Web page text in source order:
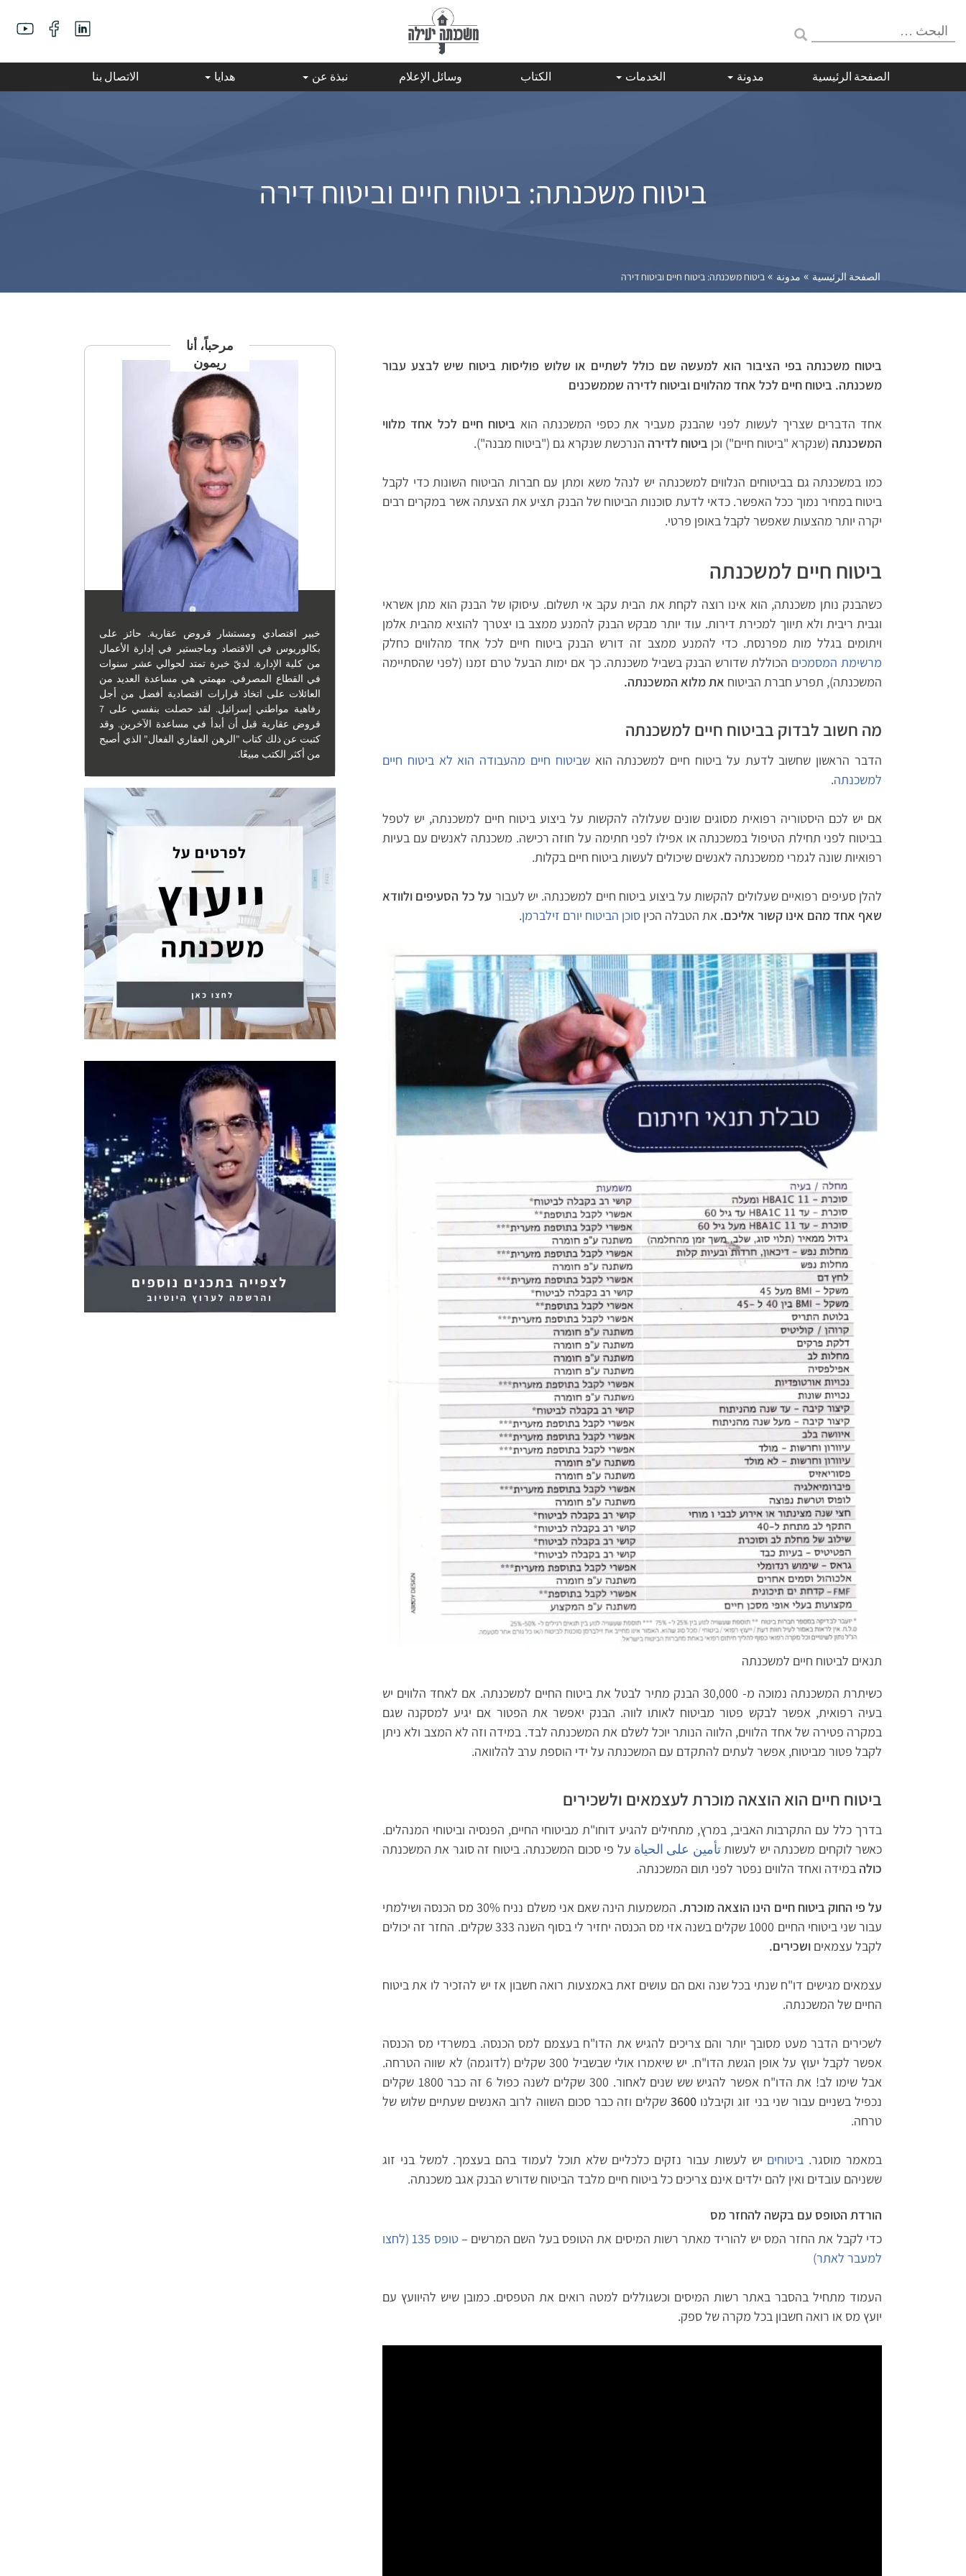
البحث:
الصفحة الرئيسية مدونة الخدمات الكتاب وسائل الإعلام نبذة عن هدايا الاتصال بنا
ביטוח משכנתה: ביטוח חיים וביטוח דירה
الصفحة الرئيسية » مدونة »ביטוח משכנתה: ביטוח חיים וביטוח דירה
ביטוח משכנתה בפי הציבור הוא למעשה שם כולל לשתיים או שלוש פוליסות ביטוח שיש לבצע עבור
משכנתה. ביטוח חיים לכל אחד מהלווים וביטוח לדירה שממשכנים
אחד הדברים שצריך לעשות לפני שהבנק מעביר את כספי המשכנתה הוא ביטוח חיים לכל אחד מלווי
המשכנתה (שנקרא "ביטוח חיים") וכן ביטוח לדירה הנרכשת שנקרא גם ("ביטוח מבנה").
כמו במשכנתה גם בביטוחים הנלווים למשכנתה יש לנהל משא ומתן עם חברות הביטוח השונות כדי לקבל
ביטוח במחיר נמוך ככל האפשר. כדאי לדעת סוכנות הביטוח של הבנק תציע את הצעתה אשר במקרים רבים
יקרה יותר מהצעות שאפשר לקבל באופן פרטי.
ביטוח חיים למשכנתה
כשהבנק נותן משכנתה, הוא אינו רוצה לקחת את הבית עקב אי תשלום. עיסוקו של הבנק הוא מתן אשראי
וגבית ריבית ולא תיווך למכירת דירות. עוד יותר מבקש הבנק להמנע ממצב בו יצטרך להוציא מהבית אלמן
ויתומים בגלל מות מפרנסת. כדי להמנע ממצב זה דורש הבנק ביטוח חיים לכל אחד מהלווים כחלק
מרשימת המסמכים הכוללת שדורש הבנק בשביל משכנתה. כך אם ימות הבעל טרם זמנו (לפני שהסתיימה
המשכנתה), תפרע חברת הביטוח את מלוא המשכנתה.
מה חשוב לבדוק בביטוח חיים למשכנתה
הדבר הראשון שחשוב לדעת על ביטוח חיים למשכנתה הואשביטוח חיים מהעבודה הוא לא ביטוח חיים
למשכנתה.
אם יש לכם היסטוריה רפואית מסוגים שונים שעלולה להקשות על ביצוע ביטוח חיים למשכנתה, יש לטפל
בביטוח לפני תחילת הטיפול במשכנתה או אפילו לפני חתימה על חוזה רכישה. משכנתה לאנשים עם בעיות
רפואיות שונה לגמרי ממשכנתה לאנשים שיכולים לעשות ביטוח חיים בקלות.
להלן סעיפים רפואיים שעלולים להקשות על ביצוע ביטוח חיים למשכנתה. יש לעבור על כל הסעיפים ולוודא
שאף אחד מהם אינו קשור אליכם. את הטבלה הכין סוכן הביטוח יורם זילברמן.
תנאים לביטוח חיים למשכנתה
כשיתרת המשכנתה נמוכה מ- 30,000 הבנק מתיר לבטל את ביטוח החיים למשכנתה. אם לאחד הלווים יש
בעיה רפואית, אפשר לבקש פטור מביטוח לאותו לווה. הבנק יאפשר את הפטור אם יגיע למסקנה שגם
במקרה פטירה של אחד הלווים, הלווה הנותר יוכל לשלם את המשכנתה לבד. במידה וזה לא המצב ולא ניתן
לקבל פטור מביטוח, אפשר לעתים להתקדם עם המשכנתה על ידי הוספת ערב להלוואה.
ביטוח חיים הוא הוצאה מוכרת לעצמאים ולשכירים
בדרך כלל עם התקרבות האביב, במרץ, מתחילים להגיע דוחו"ת מביטוחי החיים, הפנסיה וביטוחי המנהלים.
כאשר לוקחים משכנתה יש לעשותتأمين على الحياة על פי סכום המשכנתה. ביטוח זה סוגר את המשכנתה
כולה במידה ואחד הלווים נפטר לפני תום המשכנתה.
על פי החוק ביטוח חיים הינו הוצאה מוכרת.
המשמעות הינה שאם אני משלם נניח 30% מס הכנסה ושילמתי
עבור שני ביטוחי החיים 1000 שקלים בשנה אזי מס הכנסה יחזיר לי בסוף השנה 333 שקלים. החזר זה יכולים
לקבל עצמאים ושכירים.
עצמאים מגישים דו"ח שנתי בכל שנה ואם הם עושים זאת באמצעות רואה חשבון אז יש להזכיר לו את ביטוח
החיים של המשכנתה.
לשכירים הדבר מעט מסובך יותר והם צריכים להגיש את הדו"ח בעצמם למס הכנסה. במשרדי מס הכנסה
אפשר לקבל יעוץ על אופן הגשת הדו"ח. יש שיאמרו אולי שבשביל 300 שקלים (לדוגמה) לא שווה הטרחה.
אבל שימו לב! את הדו"ח אפשר להגיש שש שנים לאחור. 300 שקלים לשנה כפול 6 זה כבר 1800 שקלים
נכפיל בשניים עבור שני בני זוג וקיבלנו 3600שקלים וזה כבר סכום השווה לרוב האנשים שעתיים שלוש של
טרחה.
במאמר מוסגר. ביטוחים יש לעשות עבור נזקים כלכליים שלא תוכל לעמוד בהם בעצמך. למשל בני זוג
ששניהם עובדים ואין להם ילדים אינם צריכים כל ביטוח חיים מלבד הביטוח שדורש הבנק אגב משכנתה.
הורדת הטופס עם בקשה להחזר מס
כדי לקבל את החזר המס יש להוריד מאתר רשות המיסים את הטופס בעל השם המרשים –
טופס 135 (לחצו
למעבר לאתר)
העמוד מתחיל בהסבר באתר רשות המיסים וכשגוללים למטה רואים את הטפסים. כמובן שיש להיוועץ עם
יועץ מס או רואה חשבון בכל מקרה של ספק.
مرحباً، أنا
ريمون
خبير اقتصادي ومستشار قروض عقارية. حائز على
بكالوريوس في الاقتصاد وماجستير في إدارة الأعمال
من كلية الإدارة. لديّ خبرة تمتد لحوالي عشر سنوات
في القطاع المصرفي. مهمتي هي مساعدة العديد من
العائلات على اتخاذ قرارات اقتصادية أفضل من أجل
رفاهية مواطني إسرائيل. لقد حصلت بنفسي على 7
قروض عقارية قبل أن أبدأ في مساعدة الآخرين. وقد
كتبت عن ذلك كتاب "الرهن العقاري الفعال" الذي أصبح
من أكثر الكتب مبيعًا.